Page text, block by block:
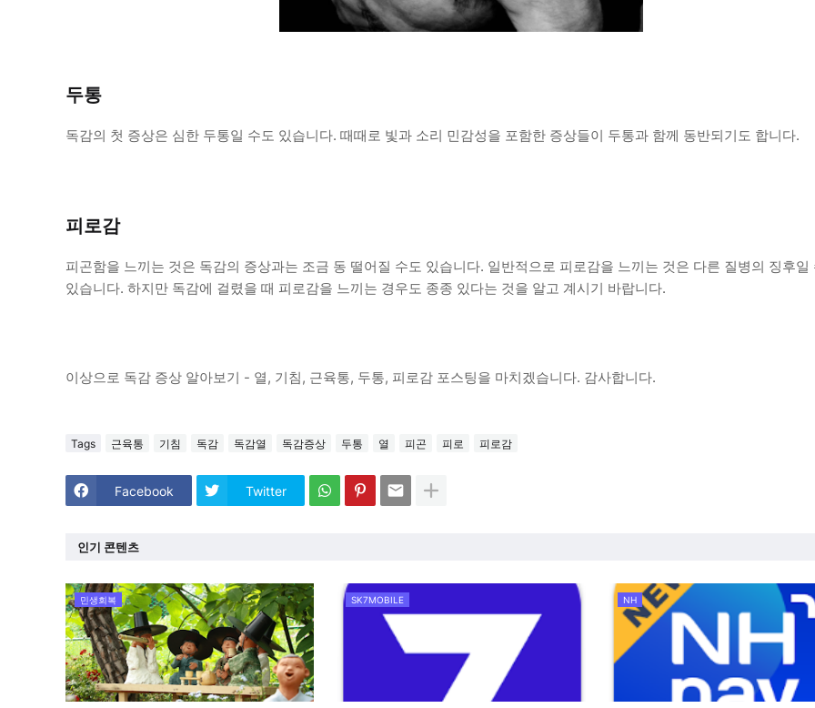
두통
독감의 첫 증상은 심한 두통일 수도 있습니다. 때때로 빛과 소리 민감성을 포함한 증상들이 두통과 함께 동반되기도 합니다.
피로감
피곤함을 느끼는 것은 독감의 증상과는 조금 동 떨어질 수도 있습니다. 일반적으로 피로감을 느끼는 것은 다른 질병의 징후일
있습니다. 하지만 독감에 걸렸을 때 피로감을 느끼는 경우도 종종 있다는 것을 알고 계시기 바랍니다.
이상으로 독감 증상 알아보기 - 열, 기침, 근육통, 두통, 피로감 포스팅을 마치겠습니다. 감사합니다.
Tags 근육통 기침 독감 독감열 독감증상 두통 열 피곤 피로 피로감
Facebook Twitter
인기 콘텐츠
민생회복 SK7MOBILE NH